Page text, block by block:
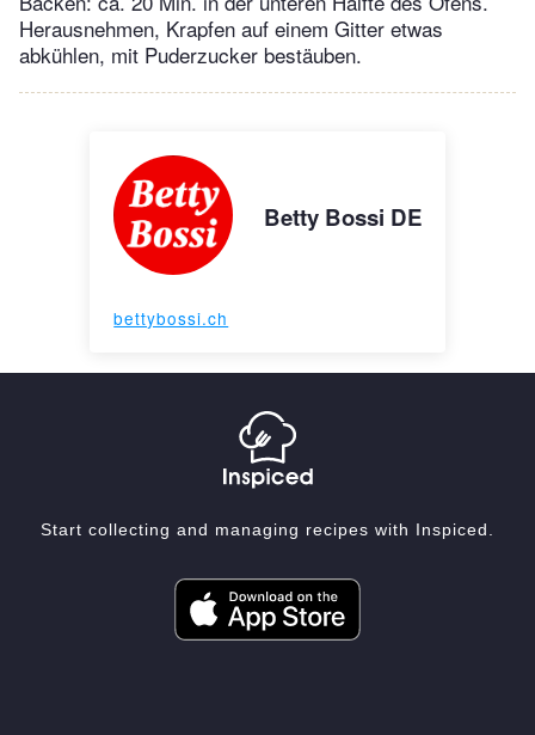
Herausnehmen, Krapfen auf einem Gitter etwas
abkühlen, mit Puderzucker bestäuben.
Betty Bossi DE
bettybossi.ch
Start collecting and managing recipes with Inspiced.